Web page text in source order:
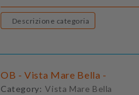
Descrizione categoria
OB - Vista Mare Bella -
Category: Vista Mare Bella